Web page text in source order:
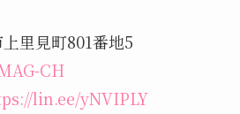
里見町801番地5
CH
lin.ee/yNVIPLY